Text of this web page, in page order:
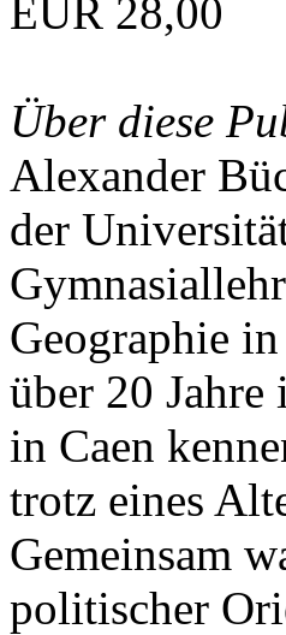
EUR 28,00
Über diese
Alexander
der
Geographie
über 20
in Caen
trotz eines
Gemeinsam
politischer